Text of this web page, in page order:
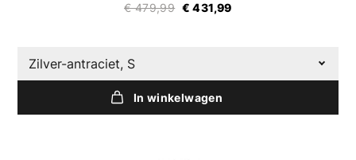
€ 479,99 € 431,99
Zilver-antraciet, S
In winkelwagen